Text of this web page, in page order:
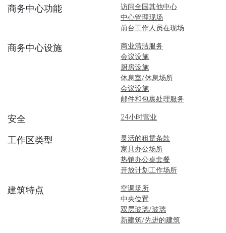
商务中心功能
访问全国其他中心
中心管理现场
前台工作人员在现场
商务中心设施
商业清洁服务
会议设施
厨房设施
休息室/休息场所
会议设施
邮件和包裹处理服务
安全 24小时营业
工作区类型
灵活的租赁条款
家具办公场所
热销办公桌套餐
开放计划工作场所
建筑特点
空调场所
中央位置
双层玻璃/玻璃
新建筑/先进的建筑